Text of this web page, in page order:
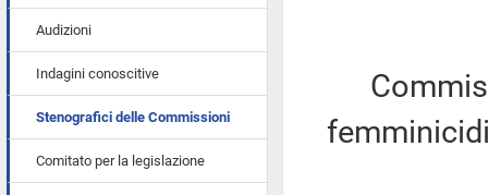
Audizioni
Indagini conoscitive
Stenografici delle Commissioni
Comitato per la legislazione